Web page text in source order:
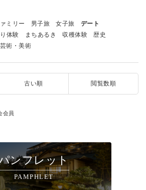
ミリー 男子旅 女子旅
デート
体験 まちあるき 収穫体験
歴史
芸術・美術
古い順 閲覧数順
会員
ンフレット
PAMPHLET